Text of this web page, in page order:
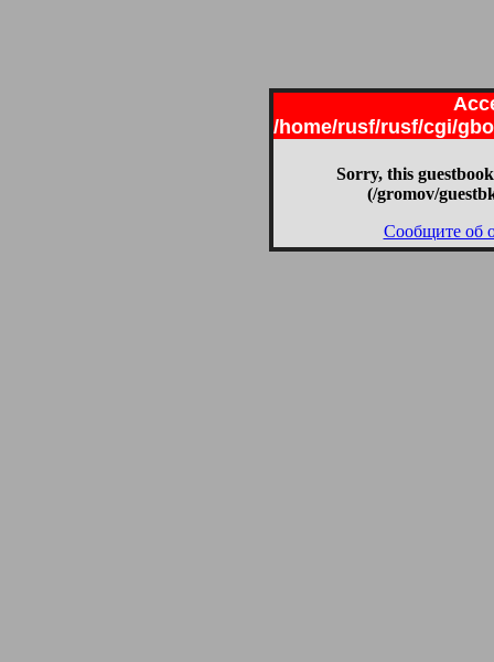
/home/rusf/rusf/cgi/
Sorry, this
(/gromov/
Сообщите об